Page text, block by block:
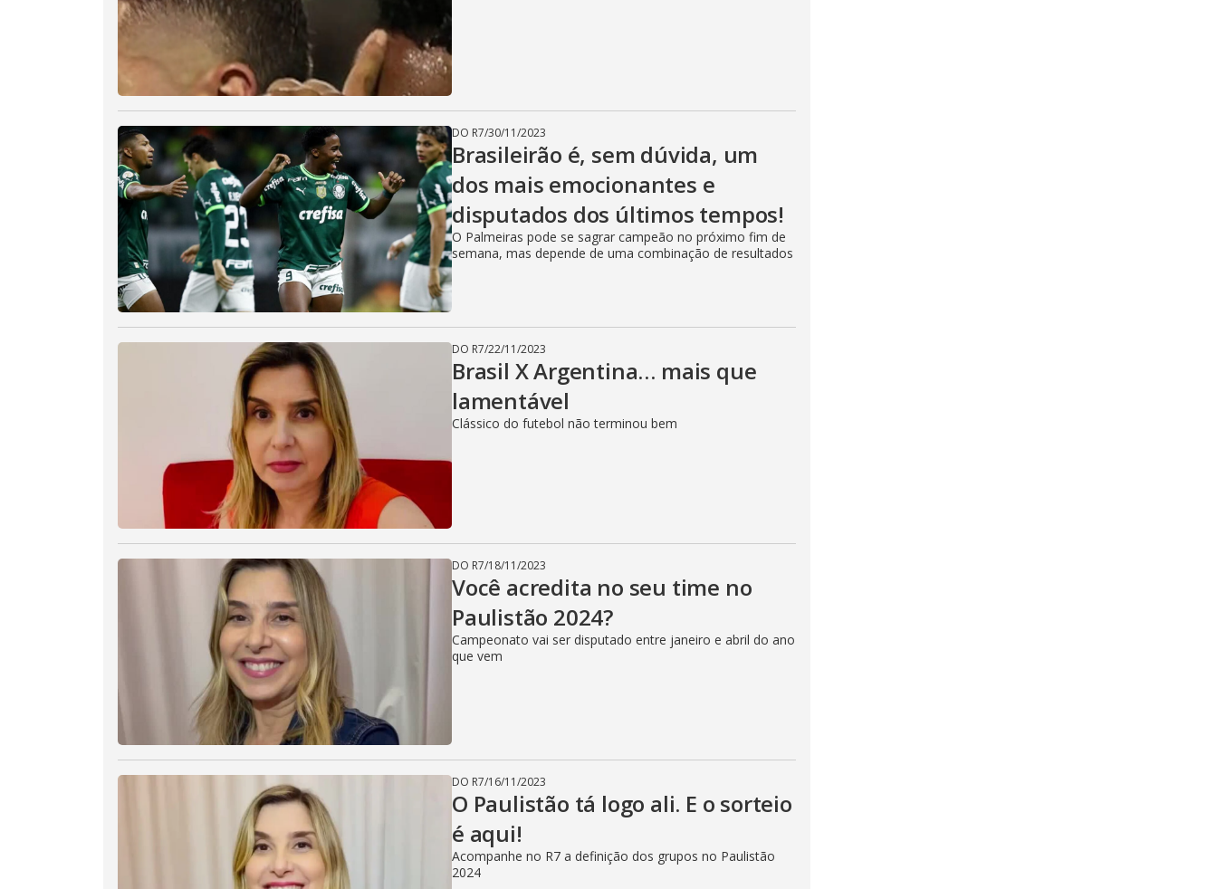
DO R7/30/11/2023
Brasileirão é, sem dúvida, um
dos mais emocionantes e
disputados dos últimos tempos!
O Palmeiras pode se sagrar campeão no próximo fim de
semana, mas depende de uma combinação de resultados
DO R7/22/11/2023
Brasil X Argentina… mais que
lamentável
Clássico do futebol não terminou bem
DO R7/18/11/2023
Você acredita no seu time no
Paulistão 2024?
Campeonato vai ser disputado entre janeiro e abril do ano
que vem
DO R7/16/11/2023
O Paulistão tá logo ali. E o sorteio
é aqui!
Acompanhe no R7 a definição dos grupos no Paulistão
2024